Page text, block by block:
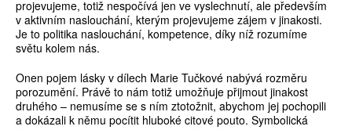
projevujeme, totiž nespočívá jen ve vyslechnutí, ale především
v aktivním naslouchání, kterým projevujeme zájem v jinakosti.
Je to politika naslouchání, kompetence, díky níž rozumíme
světu kolem nás.
Onen pojem lásky v dílech Marie Tučkové nabývá rozměru
porozumění. Právě to nám totiž umožňuje přijmout jinakost
druhého – nemusíme se s ním ztotožnit, abychom jej pochopili
a dokázali k němu pocítit hluboké citové pouto. Symbolická